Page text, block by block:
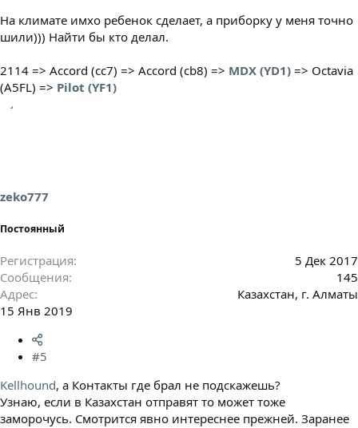
На климате имхо ребенок сделает, а приборку у меня точно
шили))) Найти бы кто делал.
2114 => Accord (cc7) => Accord (cb8) => MDX (YD1) => Octavia
(A5FL) => Pilot (YF1)
zeko777
Постоянный
Регистрация
5 Дек 2017
Сообщения
145
Адрес
Казахстан, г. Алматы
15 Янв 2019
#5
Kellhound, а Контакты где брал не подскажешь?
Узнаю, если в Казахстан отправят то может тоже
заморочусь. Смотрится явно интереснее прежней. Заранее